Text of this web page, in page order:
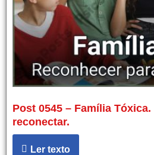
Post 0545 – Família
reconectar.
Ler texto